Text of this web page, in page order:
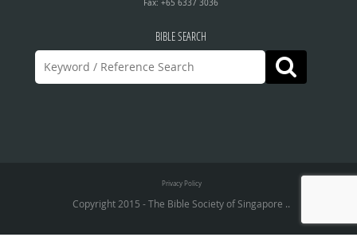
Fax: +65 6337 3036
BIBLE SEARCH
Privacy Policy
Copyright 2015 - The Bible Society of Singapore ..